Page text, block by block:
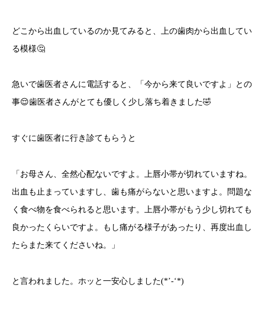
どこから出血しているのか見てみると、上の歯肉から出血してい
る模様🤔
急いで歯医者さんに電話すると、「今から来て良いですよ」との
事😌歯医者さんがとても優しく少し落ち着きました🤣
すぐに歯医者に行き診てもらうと
「お母さん、全然心配ないですよ。上唇小帯が切れていますね。
出血も止まっていますし、歯も痛がらないと思いますよ。問題な
く食べ物を食べられると思います。上唇小帯がもう少し切れても
良かったくらいですよ。もし痛がる様子があったり、再度出血し
たらまた来てくださいね。」
と言われました。ホッと一安心しました(*’-‘*)